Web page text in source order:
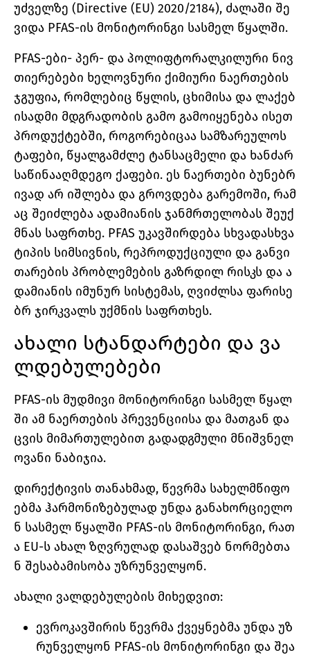
უძველზე (Directive (EU) 2020/2184), ძალაში შე
ვიდა PFAS-ის მონიტორინგი სასმელ წყალში.
PFAS-ები- პერ- და პოლიფტორალკილური ნივ
თიერებები ხელოვნური ქიმიური ნაერთების
ჯგუფია, რომლებიც წყლის, ცხიმისა და ლაქებ
ისადმი მდგრადობის გამო გამოიყენება ისეთ
პროდუქტებში, როგორებიცაა სამზარეულოს
ტაფები, წყალგამძლე ტანსაცმელი და ხანძარ
საწინააღმდეგო ქაფები. ეს ნაერთები ბუნებრ
ივად არ იშლება და გროვდება გარემოში, რამ
აც შეიძლება ადამიანის ჯანმრთელობას შეუქ
მნას საფრთხე. PFAS უკავშირდება სხვადასხვა
ტიპის სიმსივნის, რეპროდუქციული და განვი
თარების პრობლემების გაზრდილ რისკს და ა
დამიანის იმუნურ სისტემას, ღვიძლსა ფარისე
ბრ ჯირკვალს უქმნის საფრთხეს.
ახალი სტანდარტები და ვა
ლდებულებები
PFAS-ის მუდმივი მონიტორინგი სასმელ წყალ
ში ამ ნაერთების პრევენციისა და მათგან და
ცვის მიმართულებით გადადგმული მნიშვნელ
ოვანი ნაბიჯია.
დირექტივის თანახმად, წევრმა სახელმწიფო
ებმა ჰარმონიზებულად უნდა განახორციელო
ნ სასმელ წყალში PFAS-ის მონიტორინგი, რათ
ა EU-ს ახალ ზღვრულად დასაშვებ ნორმებთა
ნ შესაბამისობა უზრუნველყონ.
ახალი ვალდებულების მიხედვით:
ევროკავშირის წევრმა ქვეყნებმა უნდა უზ
რუნველყონ PFAS-ის მონიტორინგი და შეა